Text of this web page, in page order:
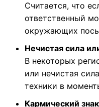
Считается, что
ответственный
окружающих
Нечистая сила
В некоторых
или нечистая
техники в
Кармический